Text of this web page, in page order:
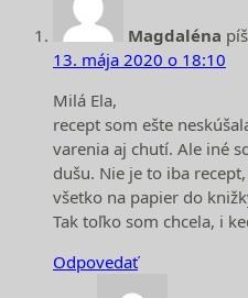
Magdaléna
13. mája 2020 o 18:10
Milá Ela,
recept som ešte
varenia aj chutí. Ale iné
dušu. Nie je to iba
všetko na papier do
Tak toľko som chcela, i
Odpovedať